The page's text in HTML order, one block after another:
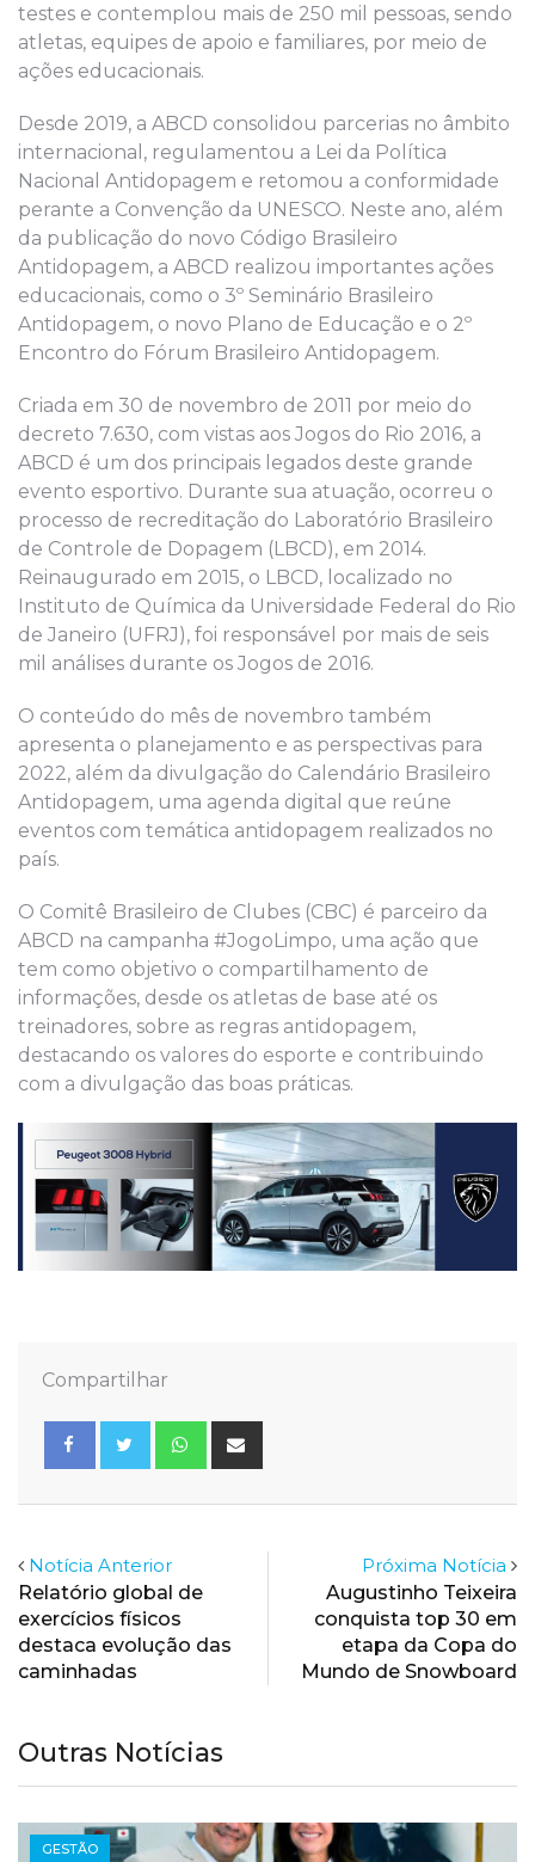
testes e contemplou mais de 250 mil pessoas, sendo
atletas, equipes de apoio e familiares, por meio de
ações educacionais.
Desde 2019, a ABCD consolidou parcerias no âmbito
internacional, regulamentou a Lei da Política
Nacional Antidopagem e retomou a conformidade
perante a Convenção da UNESCO. Neste ano, além
da publicação do novo Código Brasileiro
Antidopagem, a ABCD realizou importantes ações
educacionais, como o 3º Seminário Brasileiro
Antidopagem, o novo Plano de Educação e o 2º
Encontro do Fórum Brasileiro Antidopagem.
Criada em 30 de novembro de 2011 por meio do
decreto 7.630, com vistas aos Jogos do Rio 2016, a
ABCD é um dos principais legados deste grande
evento esportivo. Durante sua atuação, ocorreu o
processo de recreditação do Laboratório Brasileiro
de Controle de Dopagem (LBCD), em 2014.
Reinaugurado em 2015, o LBCD, localizado no
Instituto de Química da Universidade Federal do Rio
de Janeiro (UFRJ), foi responsável por mais de seis
mil análises durante os Jogos de 2016.
O conteúdo do mês de novembro também
apresenta o planejamento e as perspectivas para
2022, além da divulgação do Calendário Brasileiro
Antidopagem, uma agenda digital que reúne
eventos com temática antidopagem realizados no
país.
O Comitê Brasileiro de Clubes (CBC) é parceiro da
ABCD na campanha #JogoLimpo, uma ação que
tem como objetivo o compartilhamento de
informações, desde os atletas de base até os
treinadores, sobre as regras antidopagem,
destacando os valores do esporte e contribuindo
com a divulgação das boas práticas.
Compartilhar
Whatsapp
Notícia Anterior
Relatório global de
exercícios físicos
destaca evolução das
caminhadas
Próxima Notícia
Augustinho Teixeira
conquista top 30 em
etapa da Copa do
Mundo de Snowboard
Outras Notícias
GESTÃO